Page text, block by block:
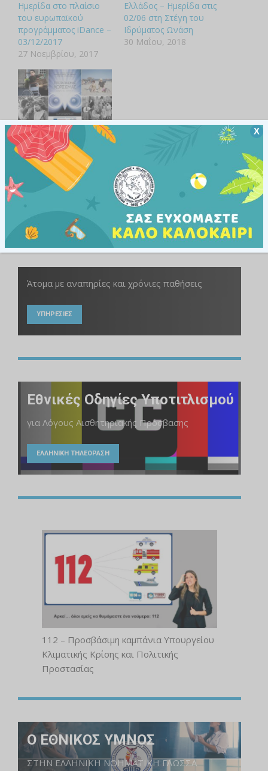
Ημερίδα στο πλαίσιο
του ευρωπαϊκού
προγράμματος iDance –
03/12/2017
27 Νοεμβρίου, 2017
Ελλάδος – Ημερίδα στις
02/06 στη Στέγη του
Ιδρύματος Ωνάση
30 Μαΐου, 2018
23ο Διεθνές Φεστιβάλ
Κινηματογράφου της
Αθήνας – Νύχτες
Πρεμιέρας, Αφιέρωμα
Σινεμά και Αναπηρία
20 Σεπτεμβρίου, 2017
Άτομα με αναπηρίες και χρόνιες παθήσεις
ΥΠΗΡΕΣΙΕΣ
Εθνικές Οδηγίες Υποτιτλισμού
για Λόγους Αισθητηριακής Πρόσβασης
ΕΛΛΗΝΙΚΗ ΤΗΛΕΟΡΑΣΗ
112 – Προσβάσιμη καμπάνια Υπουργείου
Κλιματικής Κρίσης και Πολιτικής
Προστασίας
Ο ΕΘΝΙΚΟΣ ΥΜΝΟΣ
ΣΤΗΝ ΕΛΛΗΝΙΚΗ ΝΟΗΜΑΤΙΚΗ ΓΛΩΣΣΑ
Χ